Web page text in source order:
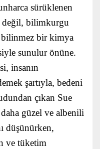
sürüklenen
değil, bilimkurgu
bir kimya
sunulur önüne.
insanın
şartıyla, bedeni
çıkan Sue
güzel ve albenili
düşünürken,
ve tüketim